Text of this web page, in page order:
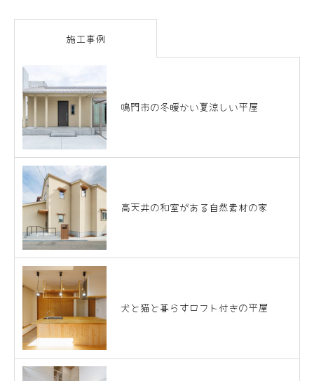
施工事例
鳴門市の冬暖かい夏涼しい平屋
高天井の和室がある自然素材の家
犬と猫と暮らすロフト付きの平屋